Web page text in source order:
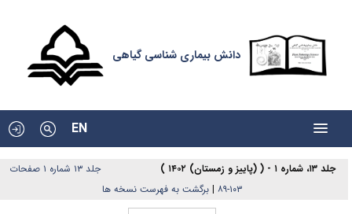
دانش بیماری شناسی گیاهی
EN
جلد ۱۳، شماره ۱ - ( (پاییز و زمستان) ۱۴۰۲ )
جلد ۱۳ شماره ۱ صفحات
۱۰۳-۸۹
| برگشت به فهرست نسخه ها